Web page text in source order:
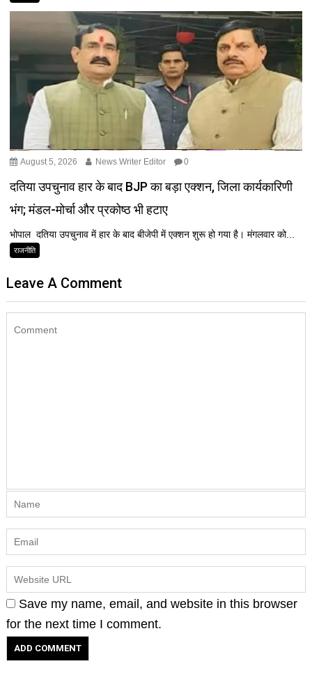
August 5, 2026 News Writer Editor 0
दतिया उपचुनाव हार के बाद BJP का बड़ा एक्शन, जिला कार्यकारिणी
भंग; मंडल-मोर्चा और प्रकोष्ठ भी हटाए
भोपाल दतिया उपचुनाव में हार के बाद बीजेपी में एक्शन शुरू हो गया है। मंगलवार को...
राजनीति
Leave A Comment
Save my name, email, and website in this browser
for the next time I comment.